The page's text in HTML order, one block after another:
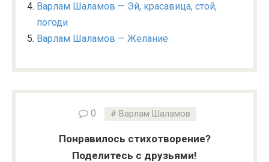
Варлам Шаламов — Эй, красавица, стой,
погоди
Варлам Шаламов — Желание
0 Варлам Шаламов
Понравилось стихотворение?
Поделитесь с друзьями!